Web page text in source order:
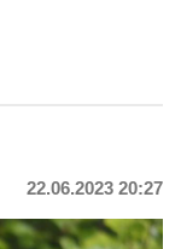
22.06.2023 20:27